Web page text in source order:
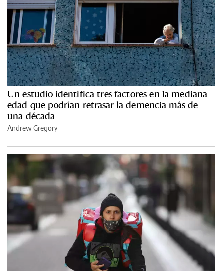
Un estudio identifica tres factores en la mediana
edad que podrían retrasar la demencia más de
una década
Andrew Gregory